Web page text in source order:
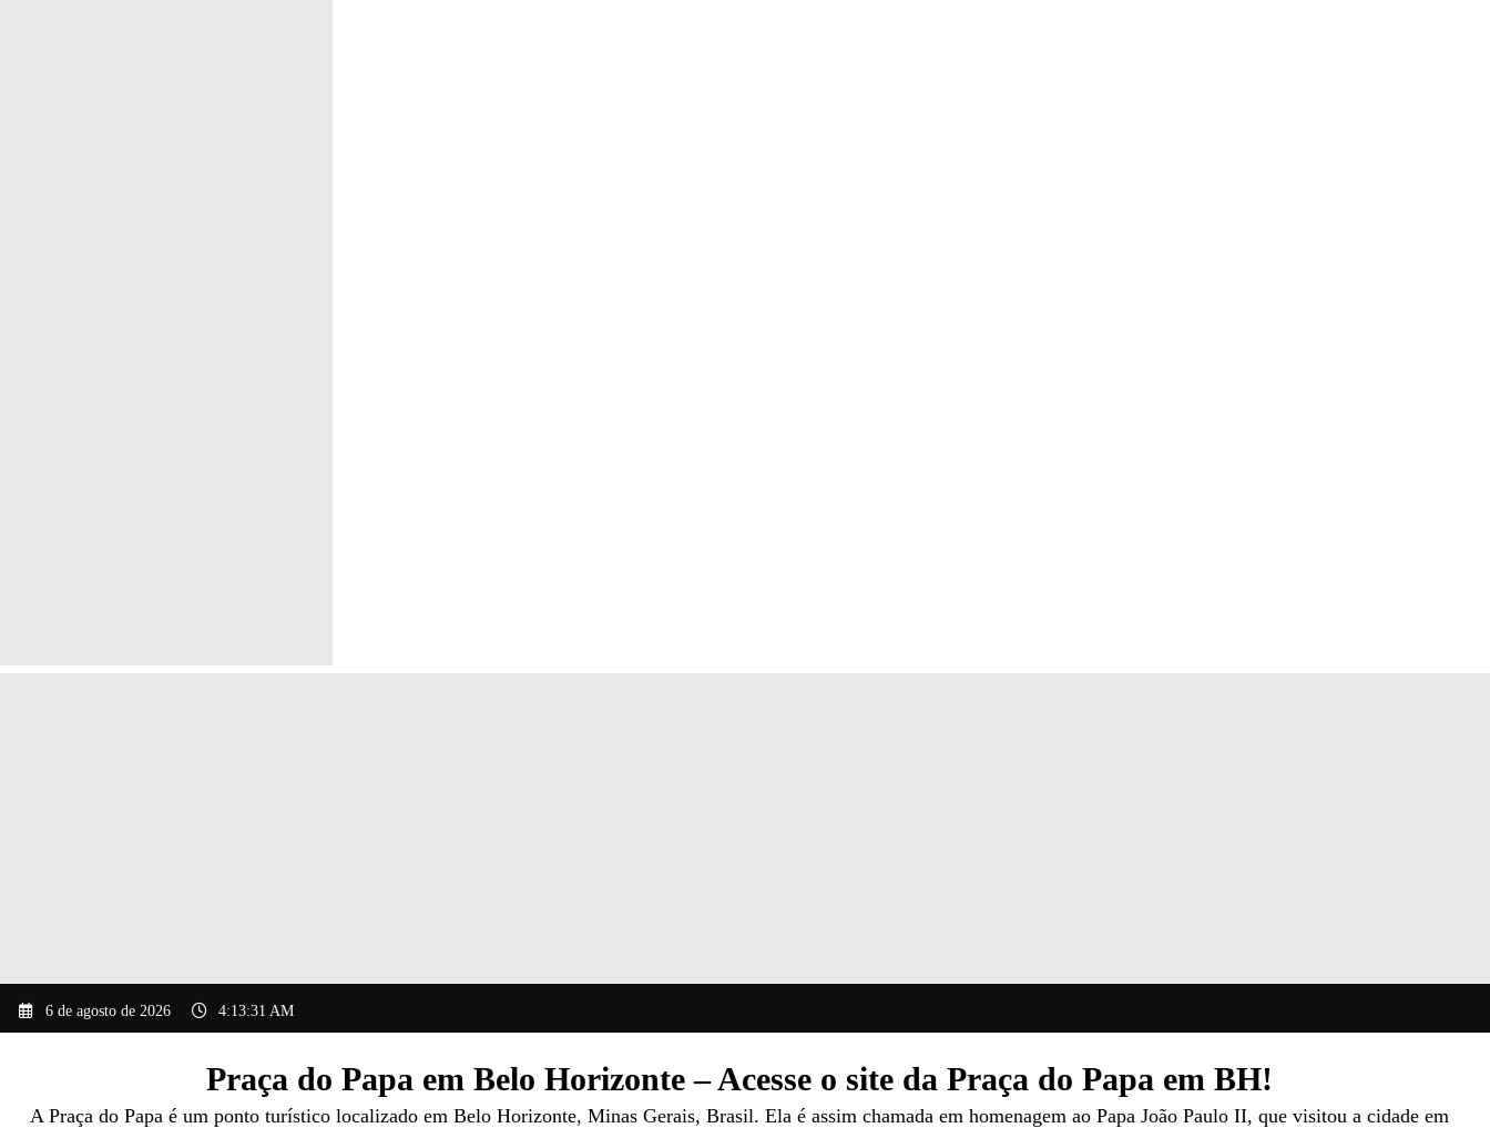
para
6 de agosto de 2026 4:13:32 AM
Praça do Papa em Belo Horizonte – Acesse o site da Praça do Papa em BH!
A Praça do Papa é um ponto turístico localizado em Belo Horizonte, Minas Gerais, Brasil. Ela é assim chamada em homenagem ao Papa João Paulo II, que visitou a cidade em